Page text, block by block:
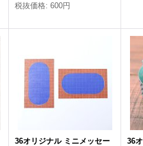
税抜価格: 600円
36オリジナル ミニメッセー
36